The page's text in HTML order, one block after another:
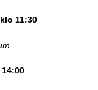
11:30